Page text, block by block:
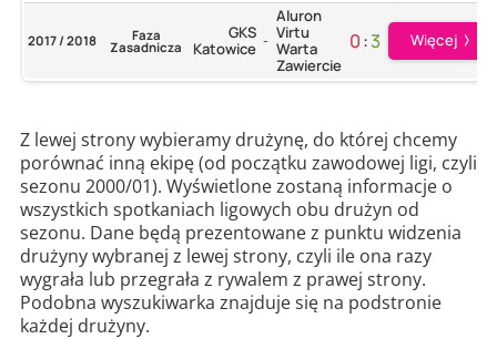
2017 / 2018 Faza
Zasadnicza
GKS
Katowice -
Aluron
Virtu
Warta
Zawiercie
0:3 Więcej
Z lewej strony wybieramy drużynę, do której chcemy
porównać inną ekipę (od początku zawodowej ligi, czyli
sezonu 2000/01). Wyświetlone zostaną informacje o
wszystkich spotkaniach ligowych obu drużyn od
sezonu. Dane będą prezentowane z punktu widzenia
drużyny wybranej z lewej strony, czyli ile ona razy
wygrała lub przegrała z rywalem z prawej strony.
Podobna wyszukiwarka znajduje się na podstronie
każdej drużyny.